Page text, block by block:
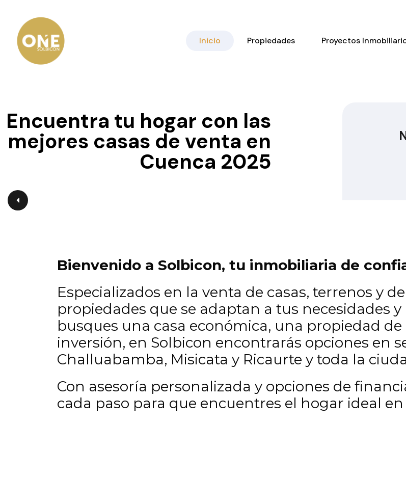
Inicio Propiedades Proyectos
Encuentra tu hogar con las
mejores casas de venta en
Cuenca 2025
Bienvenido a Solbicon, tu inmobiliaria de
Especializados en la venta de casas, terrenos y
propiedades que se adaptan a tus necesidades y
busques una casa económica, una propiedad
inversión, en Solbicon encontrarás opciones en
Challuabamba, Misicata y Ricaurte y toda la
Con asesoría personalizada y opciones de
cada paso para que encuentres el hogar ideal en